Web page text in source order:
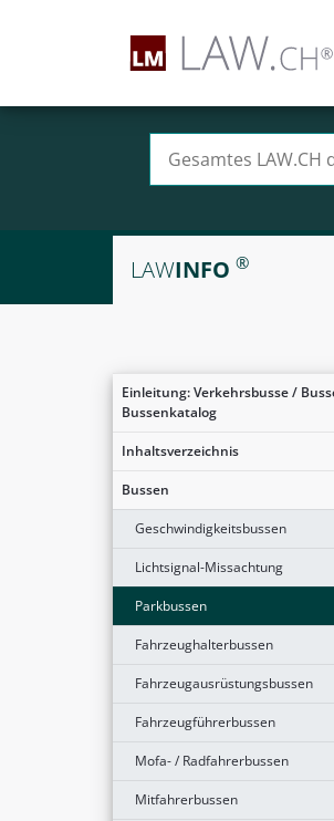
LAWINFO ®
Einleitung: Verkehrsbusse /
Bussenkatalog
Inhaltsverzeichnis
Bussen
Geschwindigkeitsbussen
Lichtsignal-Missachtung
Parkbussen
Fahrzeughalterbussen
Fahrzeugausrüstungsbussen
Fahrzeugführerbussen
Mofa- / Radfahrerbussen
Mitfahrerbussen